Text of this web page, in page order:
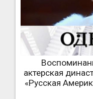
актерская
«Русская